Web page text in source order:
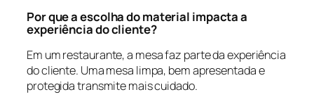
Por que a escolha do material impacta a
experiência do cliente?
Em um restaurante, a mesa faz parte da experiência
do cliente. Uma mesa limpa, bem apresentada e
protegida transmite mais cuidado.